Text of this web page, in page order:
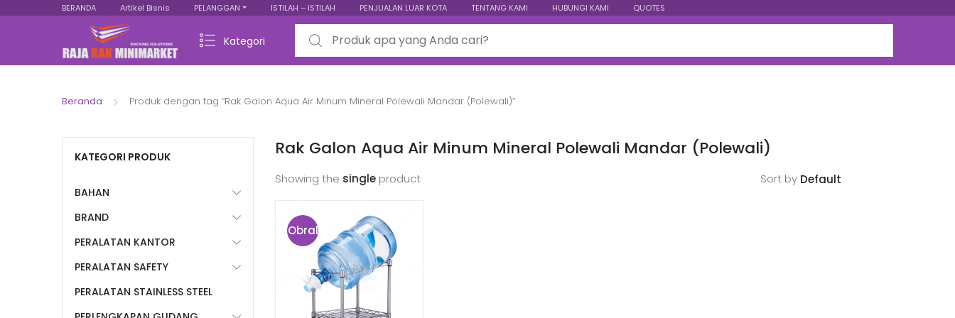
BERANDA Artikel Bisnis PELANGGAN ISTILAH – ISTILAH PENJUALAN LUAR KOTA TENTANG KAMI HUBUNGI KAMI QUOTES
Kategori
Search for:
Beranda Produk dengan tag “Rak Galon Aqua Air Minum Mineral Polewali Mandar (Polewali)”
Rak Galon Aqua Air Minum Mineral Polewali Mandar (Polewali)
Showing the single product Sort by
Obral
KATEGORI PRODUK
BAHAN
BRAND
PERALATAN KANTOR
PERALATAN SAFETY
PERALATAN STAINLESS STEEL